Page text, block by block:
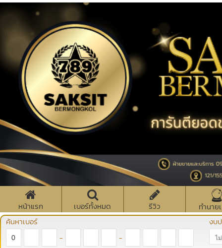
หน้าแรก เบอร์ทั้งหมด รีวิว
ทำนาย
ค้นหาเบอร์
- -
งบ